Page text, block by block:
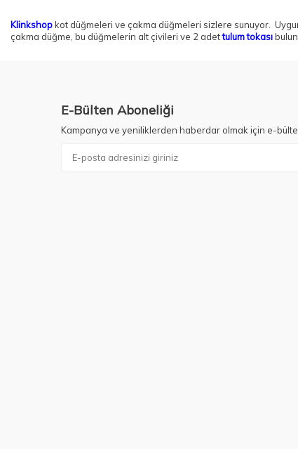
Klinkshopkot düğmeleri ve çakma düğmeleri sizlere sunuyor.
çakma düğme, bu düğmelerin alt çivileri ve 2 adettulum tokası
E-Bülten Aboneliği
Kampanya ve yeniliklerden haberdar olmak için e-